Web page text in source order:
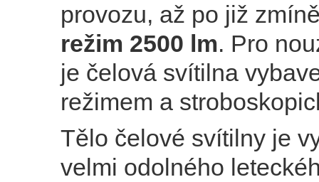
provozu, až po již
režim 2500 lm. Pro
je čelová svítilna
režimem a
Tělo čelové svítilny je
velmi odolného